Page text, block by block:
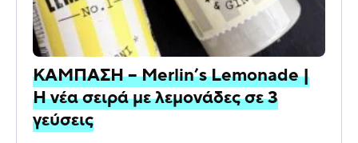
ΚΑΜΠΑΣΗ – Merlin’s Lemonade |
Η νέα σειρά με λεμονάδες σε 3
γεύσεις